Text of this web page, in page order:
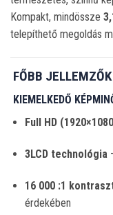
Kompakt, mindössze
telepíthető megoldás
FŐBB
KIEMELKEDŐ
Full HD
3LCD technológia
16 000 :1
érdekében